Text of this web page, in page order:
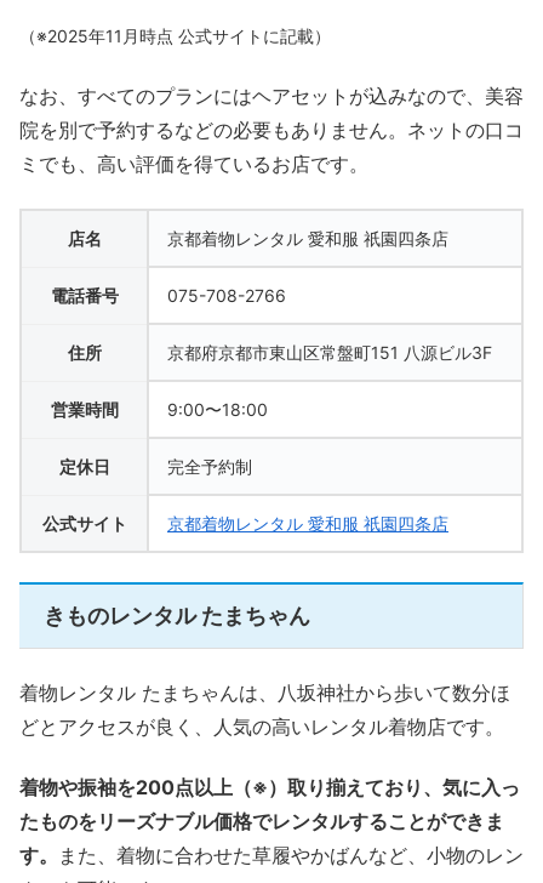
（※2025年11月時点 公式サイトに記載）
なお、すべてのプランにはヘアセットが込みなので、美容
院を別で予約するなどの必要もありません。ネットの口コ
ミでも、高い評価を得ているお店です。
店名 京都着物レンタル 愛和服 祇園四条店
電話番号 075-708-2766
住所 京都府京都市東山区常盤町151 八源ビル3F
営業時間 9:00〜18:00
定休日 完全予約制
公式サイト 京都着物レンタル 愛和服 祇園四条店
きものレンタル たまちゃん
着物レンタル たまちゃんは、八坂神社から歩いて数分ほ
どとアクセスが良く、人気の高いレンタル着物店です。
着物や振袖を200点以上（※）取り揃えており、気に入っ
たものをリーズナブル価格でレンタルすることができま
す。
また、着物に合わせた草履やかばんなど、小物のレン